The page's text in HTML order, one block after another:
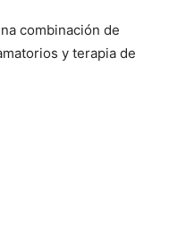
combinación de
y terapia de